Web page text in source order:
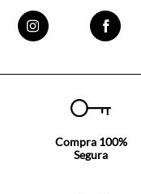
Compra 100%
Segura